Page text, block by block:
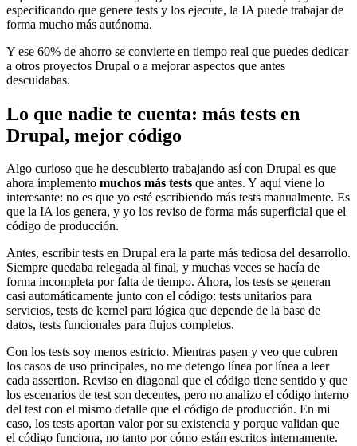
especificando que genere tests y los ejecute, la IA puede trabajar de
forma mucho más autónoma.
Y ese 60% de ahorro se convierte en tiempo real que puedes dedicar
a otros proyectos Drupal o a mejorar aspectos que antes
descuidabas.
Lo que nadie te cuenta: más tests en
Drupal, mejor código
Algo curioso que he descubierto trabajando así con Drupal es que
ahora implemento muchos más tests que antes. Y aquí viene lo
interesante: no es que yo esté escribiendo más tests manualmente. Es
que la IA los genera, y yo los reviso de forma más superficial que el
código de producción.
Antes, escribir tests en Drupal era la parte más tediosa del desarrollo.
Siempre quedaba relegada al final, y muchas veces se hacía de
forma incompleta por falta de tiempo. Ahora, los tests se generan
casi automáticamente junto con el código: tests unitarios para
servicios, tests de kernel para lógica que depende de la base de
datos, tests funcionales para flujos completos.
Con los tests soy menos estricto. Mientras pasen y veo que cubren
los casos de uso principales, no me detengo línea por línea a leer
cada assertion. Reviso en diagonal que el código tiene sentido y que
los escenarios de test son decentes, pero no analizo el código interno
del test con el mismo detalle que el código de producción. En mi
caso, los tests aportan valor por su existencia y porque validan que
el código funciona, no tanto por cómo están escritos internamente.